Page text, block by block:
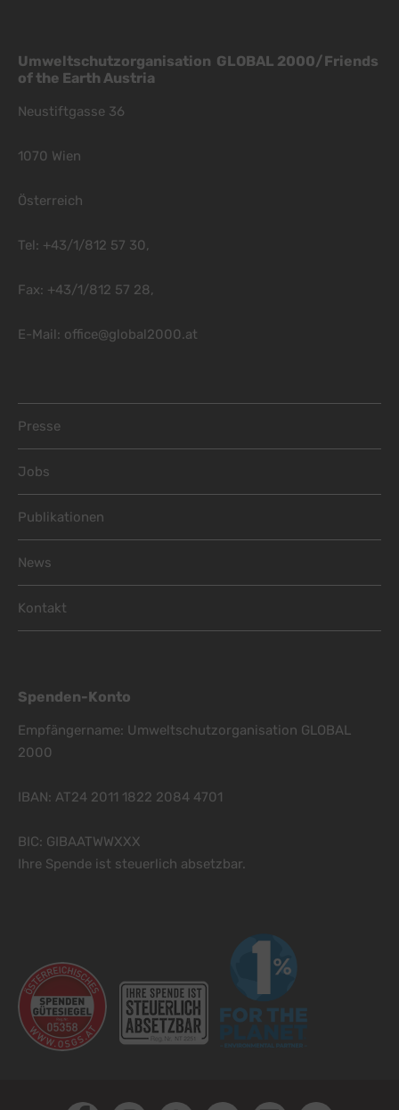
Umweltschutzorganisation GLOBAL 2000/Friends
of the Earth Austria
Neustiftgasse 36
1070 Wien
Österreich
Tel: +43/1/812 57 30,
Fax: +43/1/812 57 28,
E-Mail: office@global2000.at
Presse
Jobs
Publikationen
News
Kontakt
Spenden-Konto
Empfängername: Umweltschutzorganisation GLOBAL
2000
IBAN: AT24 2011 1822 2084 4701
BIC: GIBAATWWXXX
Ihre Spende ist steuerlich absetzbar.